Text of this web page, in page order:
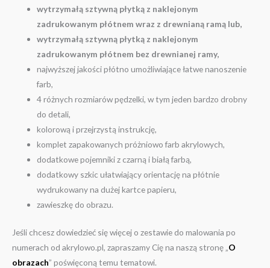
wytrzymałą sztywną płytką z naklejonym
zadrukowanym płótnem wraz z drewnianą ramą lub,
wytrzymałą sztywną płytką z naklejonym
zadrukowanym płótnem bez drewnianej ramy,
najwyższej jakości płótno umożliwiające łatwe nanoszenie
farb,
4 różnych rozmiarów pędzelki, w tym jeden bardzo drobny
do detali,
kolorową i przejrzystą instrukcję,
komplet zapakowanych próżniowo farb akrylowych,
dodatkowe pojemniki z czarną i białą farbą,
dodatkowy szkic ułatwiający orientację na płótnie
wydrukowany na dużej kartce papieru,
zawieszkę do obrazu.
Jeśli chcesz dowiedzieć się więcej o zestawie do malowania po
numerach od akrylowo.pl, zapraszamy Cię na naszą stronę „O
obrazach” poświęconą temu tematowi.